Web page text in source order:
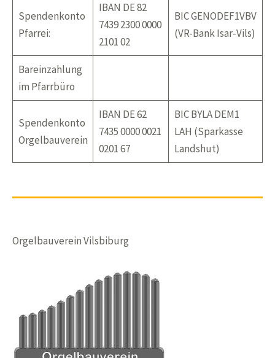
Spendenkonto
Pfarrei:
IBAN DE 82
7439 2300 0000
2101 02
BIC GENODEF1VBV
(VR-Bank Isar-Vils)
Bareinzahlung
im Pfarrbüro
Spendenkonto
Orgelbauverein
IBAN DE 62
7435 0000 0021
0201 67
BIC BYLA DEM1
LAH (Sparkasse
Landshut)
Orgelbauverein Vilsbiburg